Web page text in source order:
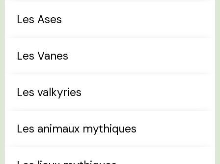
Les Ases
Les Vanes
Les valkyries
Les animaux mythiques